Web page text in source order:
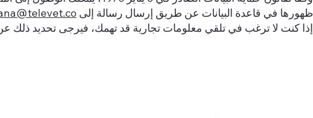
ظهورها في قاعدة البيانات عن طريق إرسال رسالة إلى
إذا كنت لا ترغب في تلقي معلومات تجارية قد تهمك، فيرجى تحديد ذلك